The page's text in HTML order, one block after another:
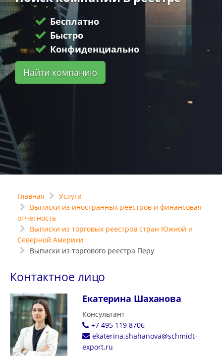
Бесплатно
Быстро
Конфиденциально
Найти компанию
Главная
Услуги
Выписки из иностранных реестров и финансовая
отчетность
Выписки из торговых реестров стран Южной и
Северной Америки
Выписки из торгового реестра Перу
Контактное лицо
Екатерина Шаханова
Консультант
+7 495 119 8706
ekaterina.shahanova@schmidt-
export.ru